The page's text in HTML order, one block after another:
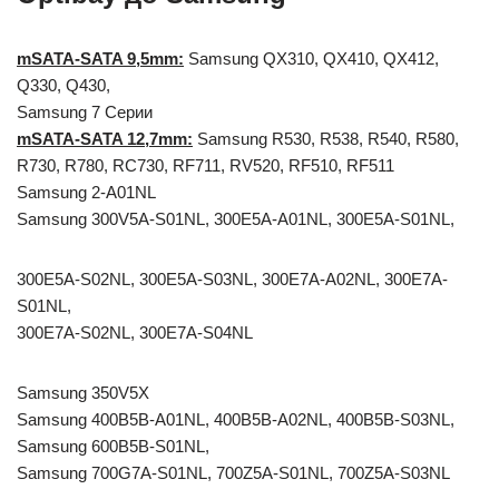
mSATA-SATA 9,5mm: Samsung QX310, QX410, QX412,
Q330, Q430,
Samsung 7 Серии
mSATA-SATA 12,7mm: Samsung R530, R538, R540, R580,
R730, R780, RC730, RF711, RV520, RF510, RF511
Samsung 2-A01NL
Samsung 300V5A-S01NL, 300E5A-A01NL, 300E5A-S01NL,
300E5A-S02NL, 300E5A-S03NL, 300E7A-A02NL, 300E7A-
S01NL,
300E7A-S02NL, 300E7A-S04NL
Samsung 350V5X
Samsung 400B5B-A01NL, 400B5B-A02NL, 400B5B-S03NL,
Samsung 600B5B-S01NL,
Samsung 700G7A-S01NL, 700Z5A-S01NL, 700Z5A-S03NL